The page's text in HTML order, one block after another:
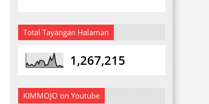
Total Tayangan Halaman
1,267,215
KIMMOJO on Youtube